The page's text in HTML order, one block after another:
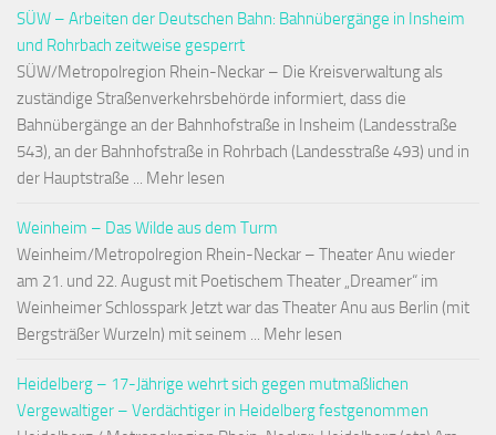
SÜW – Arbeiten der Deutschen Bahn: Bahnübergänge in Insheim
und Rohrbach zeitweise gesperrt
SÜW/Metropolregion Rhein-Neckar – Die Kreisverwaltung als
zuständige Straßenverkehrsbehörde informiert, dass die
Bahnübergänge an der Bahnhofstraße in Insheim (Landesstraße
543), an der Bahnhofstraße in Rohrbach (Landesstraße 493) und in
der Hauptstraße ... Mehr lesen
Weinheim – Das Wilde aus dem Turm
Weinheim/Metropolregion Rhein-Neckar – Theater Anu wieder
am 21. und 22. August mit Poetischem Theater „Dreamer“ im
Weinheimer Schlosspark Jetzt war das Theater Anu aus Berlin (mit
Bergsträßer Wurzeln) mit seinem ... Mehr lesen
Heidelberg – 17-Jährige wehrt sich gegen mutmaßlichen
Vergewaltiger – Verdächtiger in Heidelberg festgenommen